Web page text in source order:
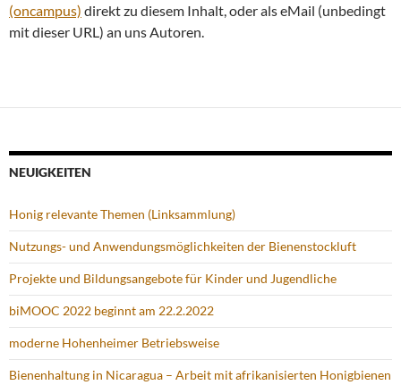
(oncampus) direkt zu diesem Inhalt, oder als eMail (unbedingt
mit dieser URL) an uns Autoren.
NEUIGKEITEN
Honig relevante Themen (Linksammlung)
Nutzungs- und Anwendungsmöglichkeiten der Bienenstockluft
Projekte und Bildungsangebote für Kinder und Jugendliche
biMOOC 2022 beginnt am 22.2.2022
moderne Hohenheimer Betriebsweise
Bienenhaltung in Nicaragua – Arbeit mit afrikanisierten Honigbienen